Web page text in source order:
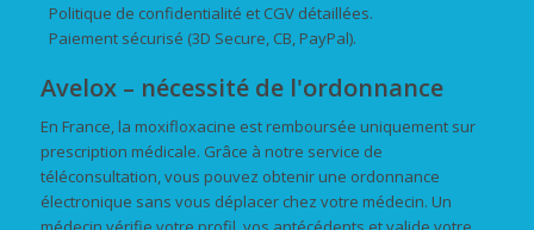
Politique de confidentialité et CGV détaillées.
Paiement sécurisé (3D Secure, CB, PayPal).
Avelox – nécessité de l'ordonnance
En France, la moxifloxacine est remboursée uniquement sur
prescription médicale. Grâce à notre service de
téléconsultation, vous pouvez obtenir une ordonnance
électronique sans vous déplacer chez votre médecin. Un